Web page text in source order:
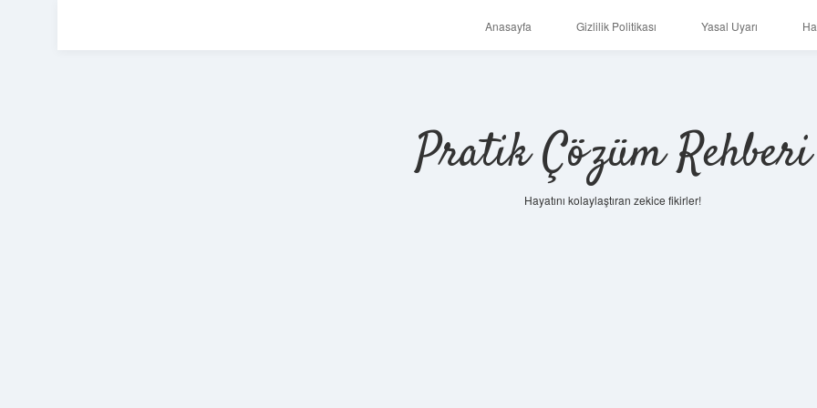
Anasayfa Gizlilik Politikası Yasal Uyarı
Pratik Çözüm Rehberi
Hayatını kolaylaştıran zekice fikirler!